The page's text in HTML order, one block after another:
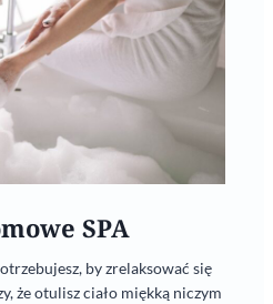
SPA
by zrelaksować się
że otulisz ciało miękką niczym